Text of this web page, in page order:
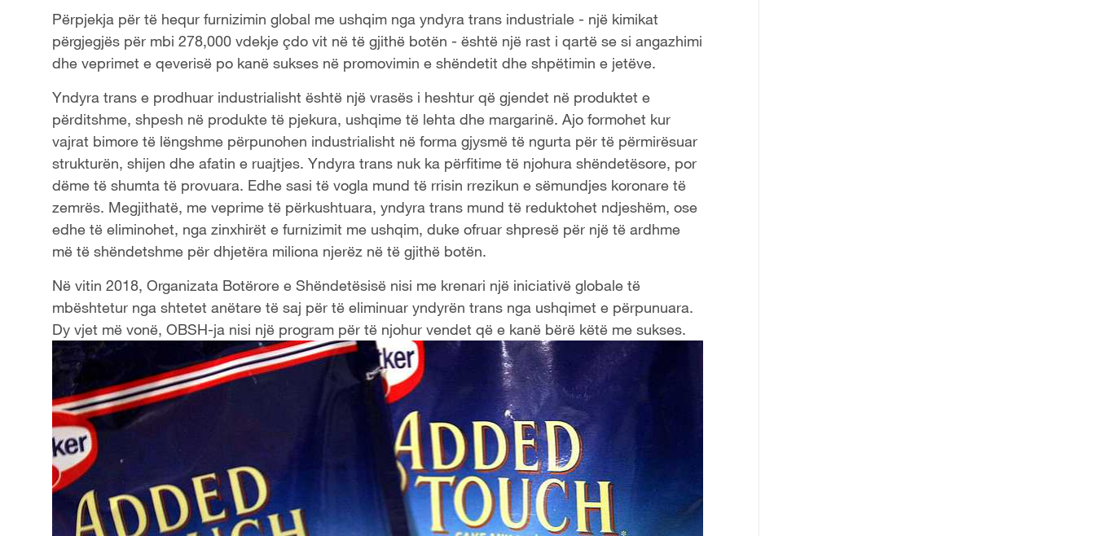
Përpjekja për të hequr furnizimin global me ushqim nga yndyra trans industriale - një kimikat
përgjegjës për mbi 278,000 vdekje çdo vit në të gjithë botën - është një rast i qartë se si angazhimi
dhe veprimet e qeverisë po kanë sukses në promovimin e shëndetit dhe shpëtimin e jetëve.
Yndyra trans e prodhuar industrialisht është një vrasës i heshtur që gjendet në produktet e
përditshme, shpesh në produkte të pjekura, ushqime të lehta dhe margarinë. Ajo formohet kur
vajrat bimore të lëngshme përpunohen industrialisht në forma gjysmë të ngurta për të përmirësuar
strukturën, shijen dhe afatin e ruajtjes. Yndyra trans nuk ka përfitime të njohura shëndetësore, por
dëme të shumta të provuara. Edhe sasi të vogla mund të rrisin rrezikun e sëmundjes koronare të
zemrës. Megjithatë, me veprime të përkushtuara, yndyra trans mund të reduktohet ndjeshëm, ose
edhe të eliminohet, nga zinxhirët e furnizimit me ushqim, duke ofruar shpresë për një të ardhme
më të shëndetshme për dhjetëra miliona njerëz në të gjithë botën.
Në vitin 2018, Organizata Botërore e Shëndetësisë nisi me krenari një iniciativë globale të
mbështetur nga shtetet anëtare të saj për të eliminuar yndyrën trans nga ushqimet e përpunuara.
Dy vjet më vonë, OBSH-ja nisi një program për të njohur vendet që e kanë bërë këtë me sukses.